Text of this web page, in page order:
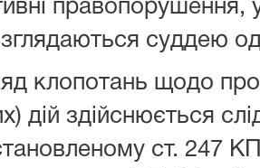
правопорушення,
суддею
клопотань щодо
дій здійснюється
ст. 247